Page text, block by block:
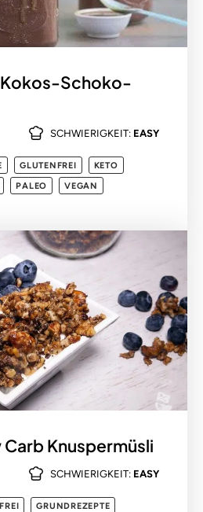
Schoko-
SCHWIERIGKEIT: EASY
GLUTENFREI
KETO
PALEO
VEGAN
Knuspermüsli
SCHWIERIGKEIT: EASY
GRUNDREZEPTE